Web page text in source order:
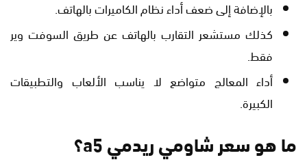
بالإضافة إلى ضعف أداء نظام الكاميرات بالهاتف.
كذلك مستشعر التقارب بالهاتف عن طريق السوفت وير
فقط.
أداء المعالج متواضع لا يناسب الألعاب والتطبيقات
الكبيرة.
ما هو سعر شاومي ريدمي a5؟